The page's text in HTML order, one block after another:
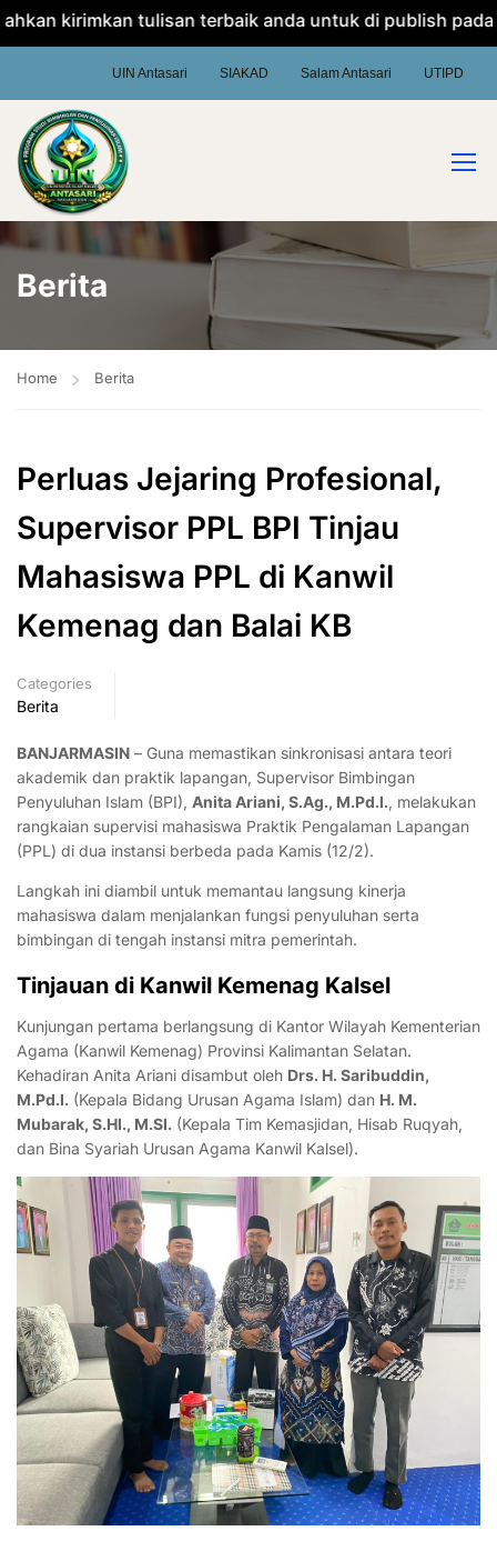
kirimkan tulisan terbaik anda untuk di publish pada
UIN Antasari SIAKAD Salam Antasari UTIPD
Berita
Home Berita
Perluas Jejaring Profesional,
Supervisor PPL BPI Tinjau
Mahasiswa PPL di Kanwil
Kemenag dan Balai KB
Categories
Berita
BANJARMASIN – Guna memastikan sinkronisasi antara teori
akademik dan praktik lapangan, Supervisor Bimbingan
Penyuluhan Islam (BPI), Anita Ariani, S.Ag., M.Pd.I., melakukan
rangkaian supervisi mahasiswa Praktik Pengalaman Lapangan
(PPL) di dua instansi berbeda pada Kamis (12/2).
Langkah ini diambil untuk memantau langsung kinerja
mahasiswa dalam menjalankan fungsi penyuluhan serta
bimbingan di tengah instansi mitra pemerintah.
Tinjauan di Kanwil Kemenag Kalsel
Kunjungan pertama berlangsung di Kantor Wilayah Kementerian
Agama (Kanwil Kemenag) Provinsi Kalimantan Selatan.
Kehadiran Anita Ariani disambut oleh Drs. H. Saribuddin,
M.Pd.I. (Kepala Bidang Urusan Agama Islam) dan H. M.
Mubarak, S.HI., M.SI. (Kepala Tim Kemasjidan, Hisab Ruqyah,
dan Bina Syariah Urusan Agama Kanwil Kalsel).